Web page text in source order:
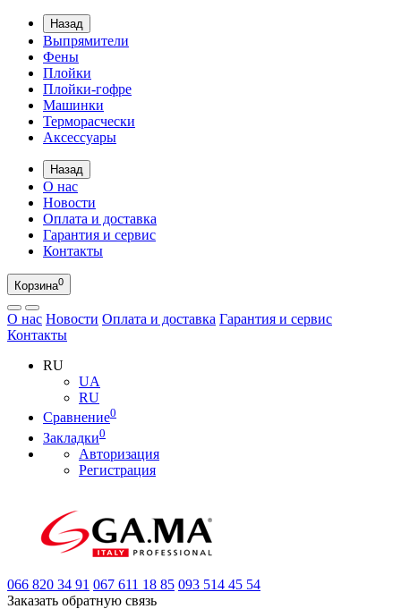
Назад
Выпрямители
Фены
Плойки
Плойки-гофре
Машинки
Терморасчески
Аксессуары
Назад
О нас
Новости
Оплата и доставка
Гарантия и сервис
Контакты
Корзина0
О нас Новости Оплата и доставка Гарантия и сервис
Контакты
RU
UA
RU
Сравнение0
Закладки0
Авторизация
Регистрация
066 820 34 91 067 611 18 85 093 514 45 54
Заказать обратную связь